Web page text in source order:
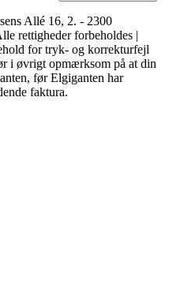
Allé 16, 2. - 2300
rettigheder forbeholdes |
for tryk- og korrekturfejl
i øvrigt opmærksom på at din
før Elgiganten har
faktura.